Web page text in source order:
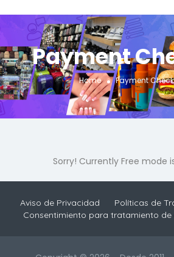
Payment
Home Payment
Sorry! Currently Free mode
Aviso de Privacidad
Políticas de
Consentimiento para tratamiento de